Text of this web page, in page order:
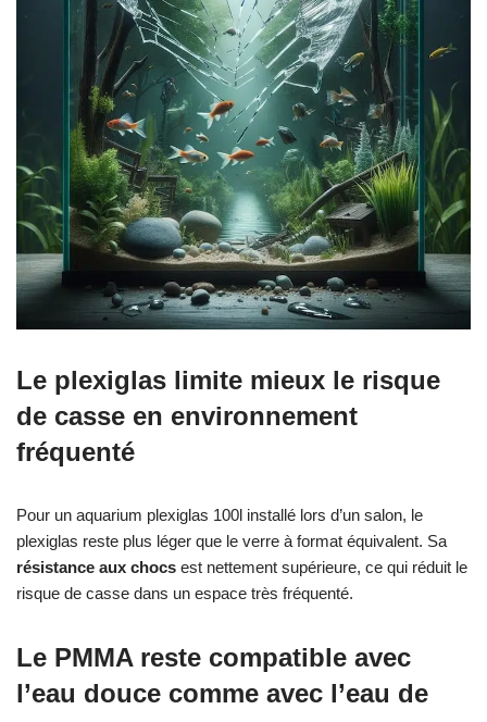
Le plexiglas limite mieux le risque
de casse en environnement
fréquenté
Pour un aquarium plexiglas 100l installé lors d’un salon, le
plexiglas reste plus léger que le verre à format équivalent. Sa
résistance aux chocs est nettement supérieure, ce qui réduit le
risque de casse dans un espace très fréquenté.
Le PMMA reste compatible avec
l’eau douce comme avec l’eau de